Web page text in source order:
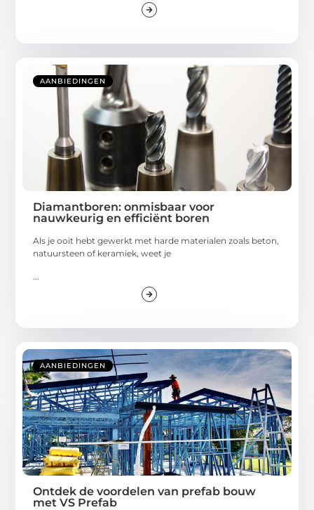
AANBIEDINGEN
Diamantboren: onmisbaar voor
nauwkeurig en efficiënt boren
Als je ooit hebt gewerkt met harde materialen zoals beton,
natuursteen of keramiek, weet je
AANBIEDINGEN
Ontdek de voordelen van prefab bouw
met VS Prefab